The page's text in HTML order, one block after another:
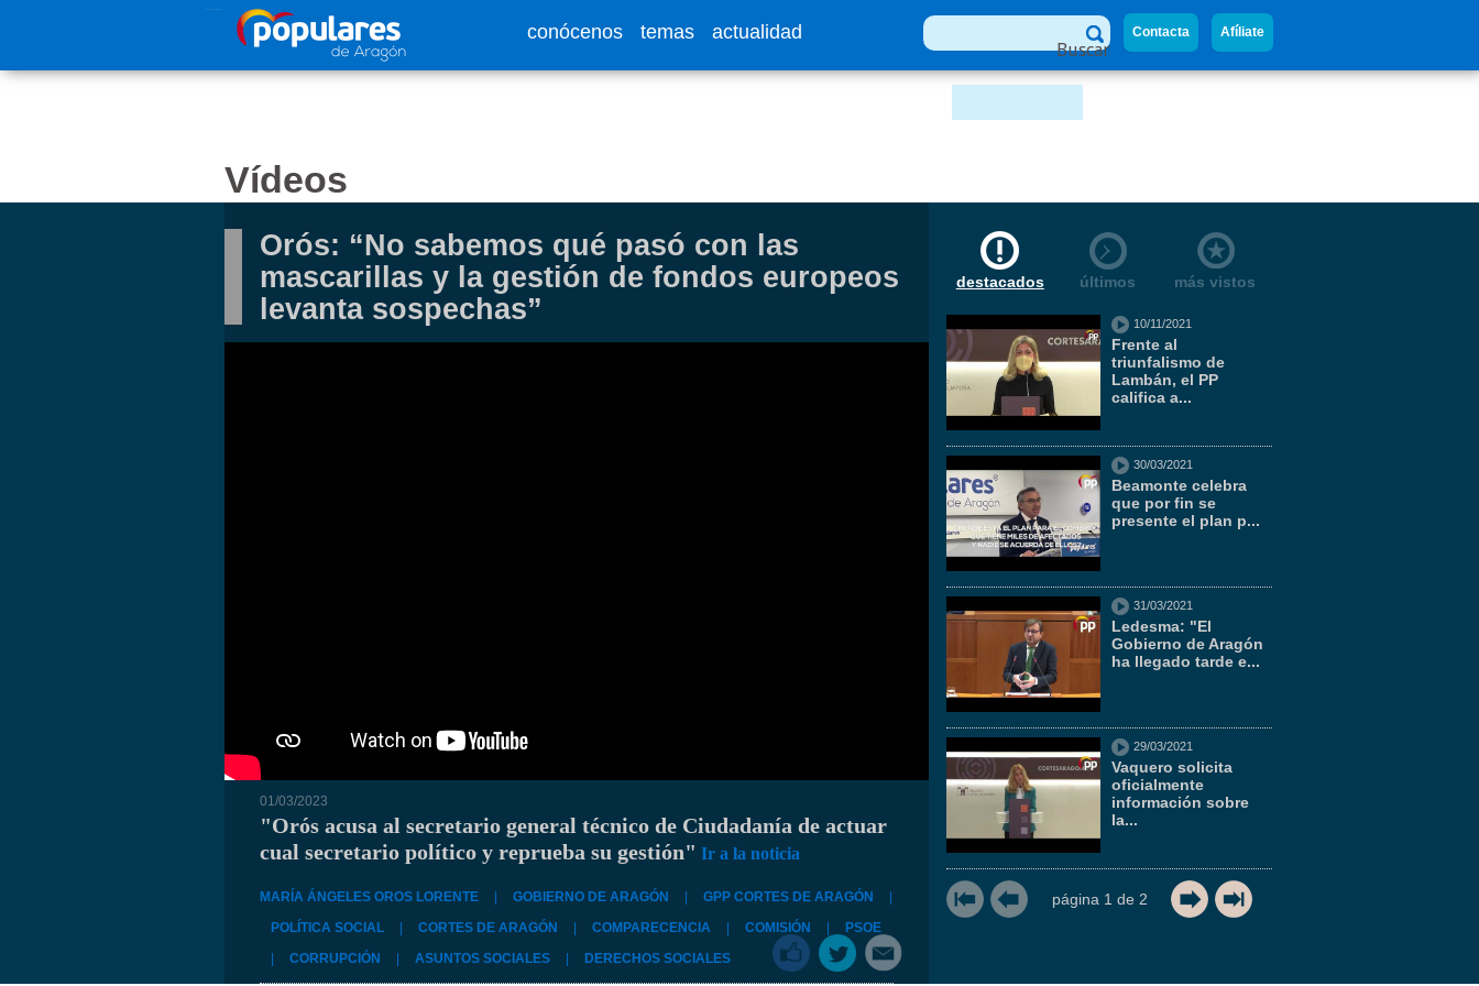
Pasar al contenido principal
conócenos temas actualidad
Buscar
Contacta Afíliate
Vídeos
Orós: “No sabemos qué pasó con las
mascarillas y la gestión de fondos europeos
levanta sospechas”
01/03/2023
"Orós acusa al secretario general técnico de Ciudadanía de actuar
cual secretario político y reprueba su gestión" Ir a la noticia
MARÍA ÁNGELES OROS LORENTE GOBIERNO DE ARAGÓN GPP CORTES DE ARAGÓN
POLÍTICA SOCIAL
CORTES DE ARAGÓN COMPARECENCIA COMISIÓN
PSOE
CORRUPCIÓN ASUNTOS SOCIALES DERECHOS SOCIALES
destacados últimos más vistos
10/11/2021
Frente al
triunfalismo de
Lambán, el PP
califica a...
30/03/2021
Beamonte celebra
que por fin se
presente el plan p...
31/03/2021
Ledesma: "El
Gobierno de Aragón
ha llegado tarde e...
29/03/2021
Vaquero solicita
oficialmente
información sobre
la...
página 1 de 2